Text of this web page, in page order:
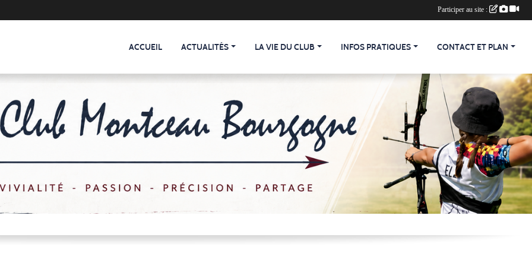
ACCUEIL ACTUALITÉS LA VIE DU CLUB INFOS PRATIQUES CONTACT ET PLAN
Participer au site :